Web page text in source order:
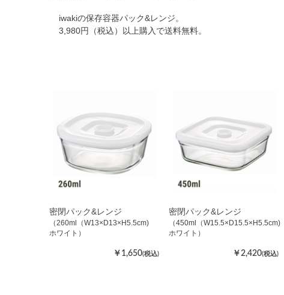
iwakiの保存容器パック&レンジ。
3,980円（税込）以上購入で送料無料。
密閉パック&レンジ
（260ml（W13×D13×H5.5cm)
ホワイト）
￥1,650(税込)
密閉パック&レンジ
（450ml（W15.5×D15.5×H5.5cm)
ホワイト）
￥2,420(税込)